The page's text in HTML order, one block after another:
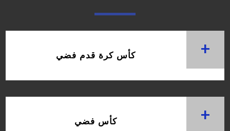
كأس كرة قدم فضي +
كأس فضي +